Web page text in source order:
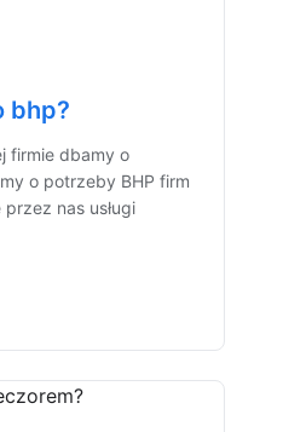
bhp?
firmie dbamy o
o potrzeby BHP firm
nas usługi